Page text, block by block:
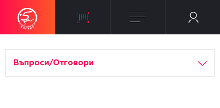
Въпроси/Отговори